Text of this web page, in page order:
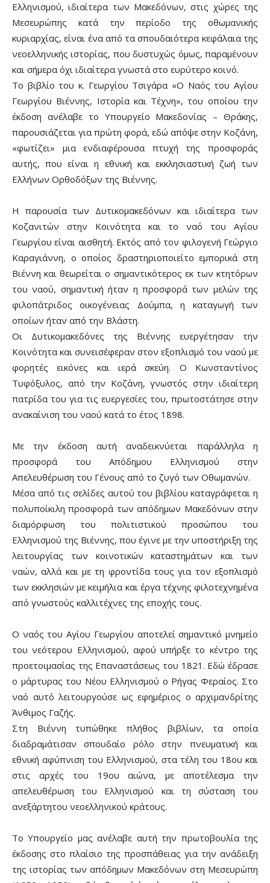
Ελληνισμού, ιδιαίτερα των Μακεδόνων, στις χώρες της
Μεσευρώπης κατά την περίοδο της οθωμανικής
κυριαρχίας, είναι ένα από τα σπουδαιότερα κεφάλαια της
νεοελληνικής ιστορίας, που δυστυχώς όμως, παραμένουν
και σήμερα όχι ιδιαίτερα γνωστά στο ευρύτερο κοινό.
Το βιβλίο του κ. Γεωργίου Τσιγάρα «Ο Ναός του Αγίου
Γεωργίου Βιέννης, Ιστορία και Τέχνη», του οποίου την
έκδοση ανέλαβε το Υπουργείο Μακεδονίας – Θράκης,
παρουσιάζεται για πρώτη φορά, εδώ απόψε στην Κοζάνη,
«φωτίζει» μια ενδιαφέρουσα πτυχή της προσφοράς
αυτής, που είναι η εθνική και εκκλησιαστική ζωή των
Ελλήνων Ορθοδόξων της Βιέννης.
Η παρουσία των Δυτικομακεδόνων και ιδιαίτερα των
Κοζανιτών στην Κοινότητα και το ναό του Αγίου
Γεωργίου είναι αισθητή. Εκτός από τον φιλογενή Γεώργιο
Καραγιάννη, ο οποίος δραστηριοποιείτο εμπορικά στη
Βιέννη και θεωρείται ο σημαντικότερος εκ των κτητόρων
του ναού, σημαντική ήταν η προσφορά των μελών της
φιλοπάτριδος οικογένειας Δούμπα, η καταγωγή των
οποίων ήταν από την Βλάστη.
Οι Δυτικομακεδόνες της Βιέννης ευεργέτησαν την
Κοινότητα και συνεισέφεραν στον εξοπλισμό του ναού με
φορητές εικόνες και ιερά σκεύη. Ο Κωνσταντίνος
Τυφόξυλος, από την Κοζάνη, γνωστός στην ιδιαίτερη
πατρίδα του για τις ευεργεσίες του, πρωτοστάτησε στην
ανακαίνιση του ναού κατά το έτος 1898.
Με την έκδοση αυτή αναδεικνύεται παράλληλα η
προσφορά του Απόδημου Ελληνισμού στην
Απελευθέρωση του Γένους από το ζυγό των Οθωμανών.
Μέσα από τις σελίδες αυτού του βιβλίου καταγράφεται η
πολυποίκιλη προσφορά των απόδημων Μακεδόνων στην
διαμόρφωση του πολιτιστικού προσώπου του
Ελληνισμού της Βιέννης, που έγινε με την υποστήριξη της
λειτουργίας των κοινοτικών καταστημάτων και των
ναών, αλλά και με τη φροντίδα τους για τον εξοπλισμό
των εκκλησιών με κειμήλια και έργα τέχνης φιλοτεχνημένα
από γνωστούς καλλιτέχνες της εποχής τους.
Ο ναός του Αγίου Γεωργίου αποτελεί σημαντικό μνημείο
του νεότερου Ελληνισμού, αφού υπήρξε το κέντρο της
προετοιμασίας της Επαναστάσεως του 1821. Εδώ έδρασε
ο μάρτυρας του Νέου Ελληνισμού ο Ρήγας Φεραίος. Στο
ναό αυτό λειτουργούσε ως εφημέριος ο αρχιμανδρίτης
Άνθιμος Γαζής.
Στη Βιέννη τυπώθηκε πλήθος βιβλίων, τα οποία
διαδραμάτισαν σπουδαίο ρόλο στην πνευματική και
εθνική αφύπνιση του Ελληνισμού, στα τέλη του 18ου και
στις αρχές του 19ου αιώνα, με αποτέλεσμα την
απελευθέρωση του Ελληνισμού και τη σύσταση του
ανεξάρτητου νεοελληνικού κράτους.
Το Υπουργείο μας ανέλαβε αυτή την πρωτοβουλία της
έκδοσης στο πλαίσιο της προσπάθειας για την ανάδειξη
της ιστορίας των απόδημων Μακεδόνων στη Μεσευρώπη